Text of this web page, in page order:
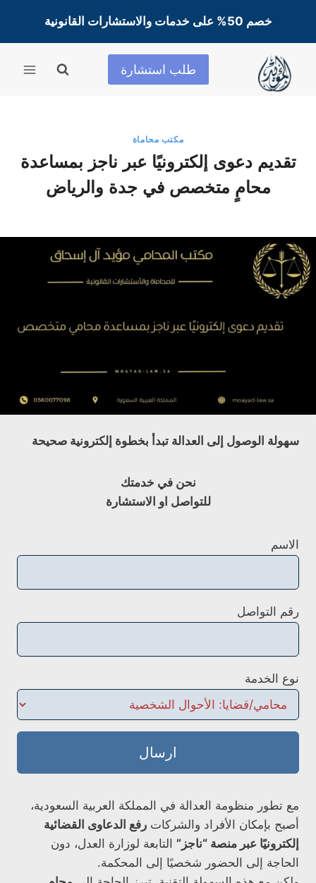
المحتوى
خصم 50% على خدمات والاستشارات القانونية
طلب استشارة
مكتب محاماة
تقديم دعوى إلكترونيًا عبر ناجز بمساعدة
محامٍ متخصص في جدة والرياض
سهولة الوصول إلى العدالة تبدأ بخطوة إلكترونية صحيحة
نحن في خدمتك
للتواصل او الاستشارة
الاسم
رقم التواصل
نوع الخدمة
ارسال
مع تطور منظومة العدالة في المملكة العربية السعودية،
أصبح بإمكان الأفراد والشركات رفع الدعاوى القضائية
إلكترونيًا عبر منصة “ناجز” التابعة لوزارة العدل، دون
الحاجة إلى الحضور شخصيًا إلى المحكمة.